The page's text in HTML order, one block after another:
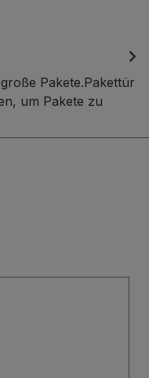
Pakete.Pakettür
um Pakete zu